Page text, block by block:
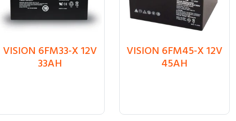
₸29 085
VISION 6FM33-X 12V
33AH
₸36 450
VISION 6FM45-X 12V
45AH